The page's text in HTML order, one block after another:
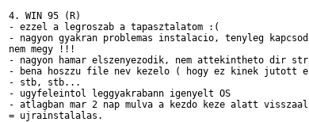
4. WIN 95 (R)
- ezzel a legroszab a tapasztalatom :(
- nagyon gyakran problemas instalacio, tenyleg
nem megy !!!
- nagyon hamar elszenyezodik, nem attekintheto dir
- bena hoszzu file nev kezelo ( hogy ez kinek jutott
- stb, stb...
- ugyfeleintol leggyakrabann igenyelt OS
- atlagban mar 2 nap mulva a kezdo keze alatt
= ujrainstalalas.